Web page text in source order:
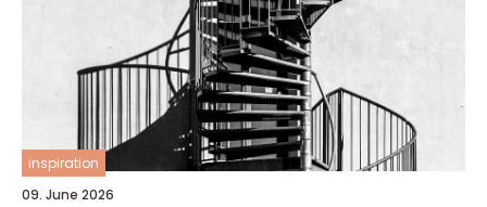
inspiration
09. June 2026